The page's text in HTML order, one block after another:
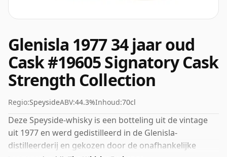
Glenisla 1977 34 jaar oud
Cask #19605 Signatory Cask
Strength Collection
Regio:SpeysideABV:44.3%Inhoud:70cl
Deze Speyside-whisky is een botteling uit de vintage
uit 1977 en werd gedistilleerd in de Glenisla-
distilleerderij en gekozen door de onafhankelijke